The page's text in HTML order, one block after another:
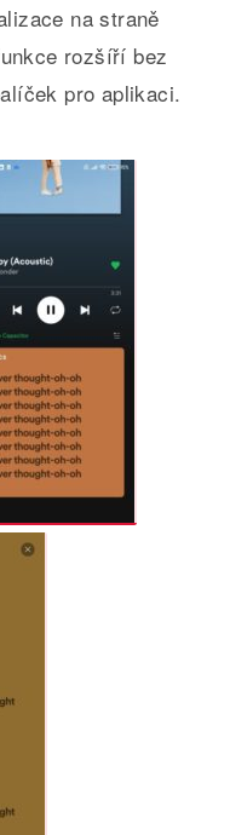
na straně
rozšíří bez
pro aplikaci.